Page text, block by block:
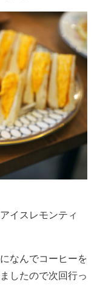
イスレモンティ
なんでコーヒーを
したので次回行っ